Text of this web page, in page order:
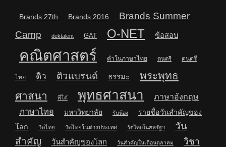
Brands 27th Brands 2016
Brands Summer
Camp
dektalent GAT O-NET ข้อสอบ
คณิตศาสตร์ คำในภาษาไทย ดนตรี ดนตรี
ไทย ติว ติวแบรนด์ ธรรมะ
พระพุทธ
ศาสนา
พี่โต๋ พุทธศาสนา ภาษาอังกฤษ
ภาษาไทย มหาวิทยาลัย รับน้อง
รายชื่อวันสำคัญของ
โลก
วัดไทย วัดไทยในต่างประเทศ วัดไทยในสหรัฐฯ
วัน
สำคัญ
วันสำคัญของโลก วันสำคัญในเดือนตุลาคม
วิชา